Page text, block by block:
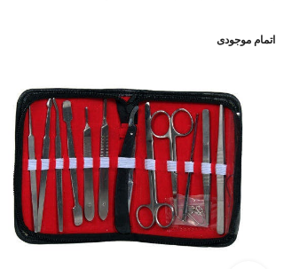
اتمام موجودی